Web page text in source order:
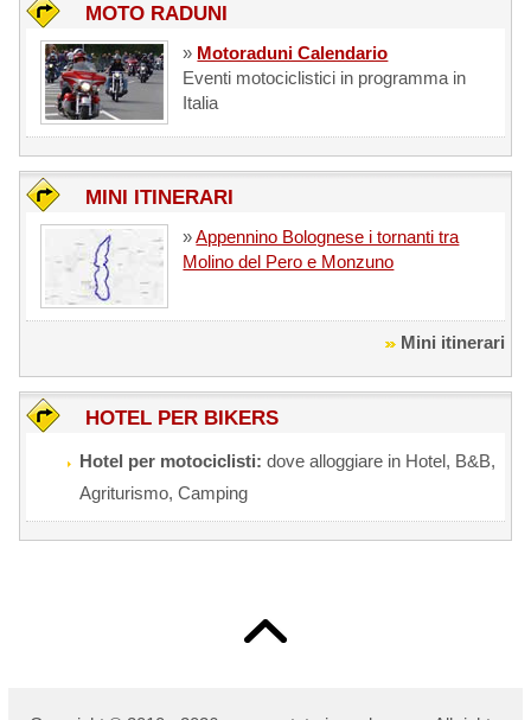
MOTO RADUNI
» Motoraduni Calendario
Eventi motociclistici in programma in
Italia
MINI ITINERARI
»Appennino Bolognese i tornanti tra
Molino del Pero e Monzuno
Mini itinerari
HOTEL PER BIKERS
Hotel per motociclisti: dove alloggiare in Hotel, B&B,
Agriturismo, Camping